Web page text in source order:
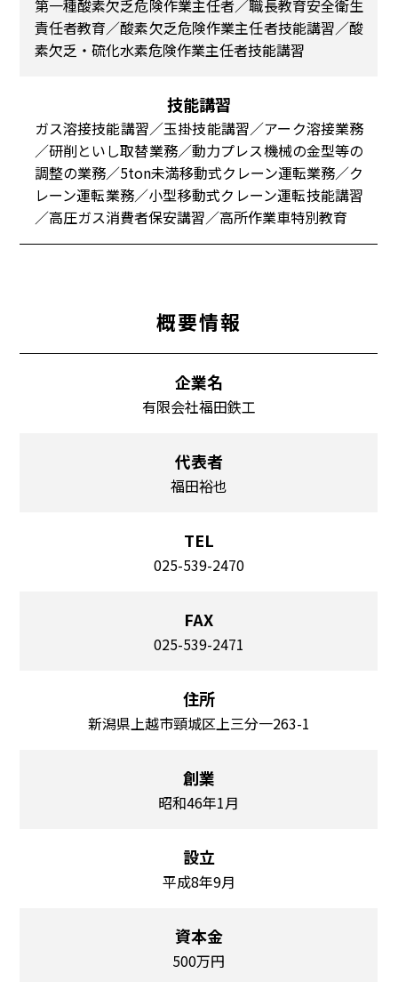
第一種酸素欠乏危険作業主任者／職長教育安全衛生
責任者教育／酸素欠乏危険作業主任者技能講習／酸
素欠乏・硫化水素危険作業主任者技能講習
技能講習
ガス溶接技能講習／玉掛技能講習／アーク溶接業務
／研削といし取替業務／動力プレス機械の金型等の
調整の業務／5ton未満移動式クレーン運転業務／ク
レーン運転業務／小型移動式クレーン運転技能講習
／高圧ガス消費者保安講習／高所作業車特別教育
概要情報
企業名
有限会社福田鉄工
代表者
福田裕也
TEL
025-539-2470
FAX
025-539-2471
住所
新潟県上越市頸城区上三分一263-1
創業
昭和46年1月
設立
平成8年9月
資本金
500万円